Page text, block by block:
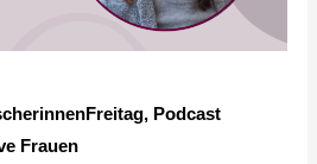
Podcast
Frauen